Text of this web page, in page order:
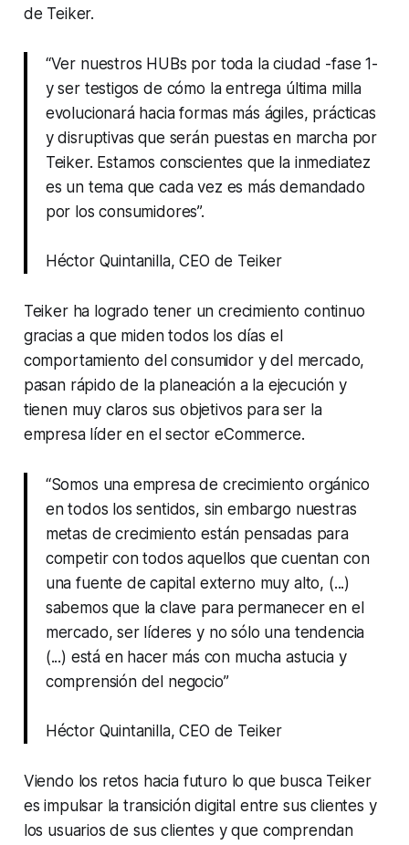
de Teiker.
“Ver nuestros HUBs por toda la ciudad -fase 1-
y ser testigos de cómo la entrega última milla
evolucionará hacia formas más ágiles, prácticas
y disruptivas que serán puestas en marcha por
Teiker. Estamos conscientes que la inmediatez
es un tema que cada vez es más demandado
por los consumidores”.
Héctor Quintanilla, CEO de Teiker
Teiker ha logrado tener un crecimiento continuo
gracias a que miden todos los días el
comportamiento del consumidor y del mercado,
pasan rápido de la planeación a la ejecución y
tienen muy claros sus objetivos para ser la
empresa líder en el sector eCommerce.
“Somos una empresa de crecimiento orgánico
en todos los sentidos, sin embargo nuestras
metas de crecimiento están pensadas para
competir con todos aquellos que cuentan con
una fuente de capital externo muy alto, (...)
sabemos que la clave para permanecer en el
mercado, ser líderes y no sólo una tendencia
(...) está en hacer más con mucha astucia y
comprensión del negocio”
Héctor Quintanilla, CEO de Teiker
Viendo los retos hacia futuro lo que busca Teiker
es impulsar la transición digital entre sus clientes y
los usuarios de sus clientes y que comprendan